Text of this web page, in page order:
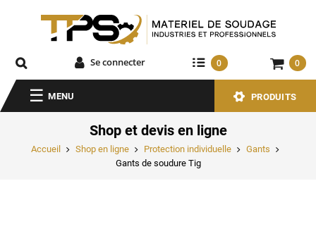
Se connecter 0 0
MENU PRODUITS
Shop et devis en ligne
Accueil Shop en ligne Protection individuelle
Gants
Gants de soudure Tig